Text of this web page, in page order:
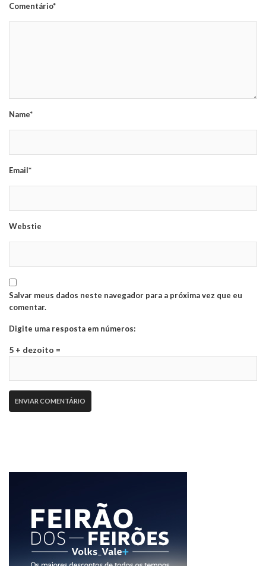
Comentário*
Name*
Email*
Webstie
Salvar meus dados neste navegador para a próxima vez que eu
comentar.
Digite uma resposta em números:
5 + dezoito =